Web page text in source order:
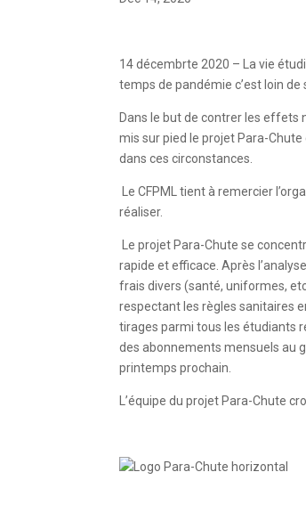
14 décembrte 2020 – La vie
temps de pandémie c’est loin de
Dans le but de contrer les effets
mis sur pied le projet Para-
dans ces circonstances.
Le CFPML tient à remercier
réaliser.
Le projet Para-Chute se
rapide et efficace. Après
frais divers (santé, uniformes,
respectant les règles sanitaires
tirages parmi tous les étudiants
des abonnements mensuels au
printemps prochain.
L’équipe du projet Para-Chute